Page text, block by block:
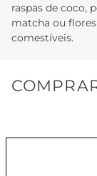
raspas de coco,
matcha ou flores
comestíveis.